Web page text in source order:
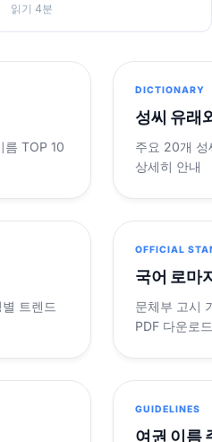
읽기 4분
TOP 10
DICTIONARY
성씨 유래
주요 20개 성
상세히 안내
트렌드
OFFICIAL
국어 로마
문체부 고시
PDF 다운로드
GUIDELINES
여권 이름